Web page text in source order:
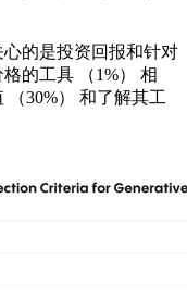
的是投资回报和针对
的工具 （1%） 相
30%） 和了解其工